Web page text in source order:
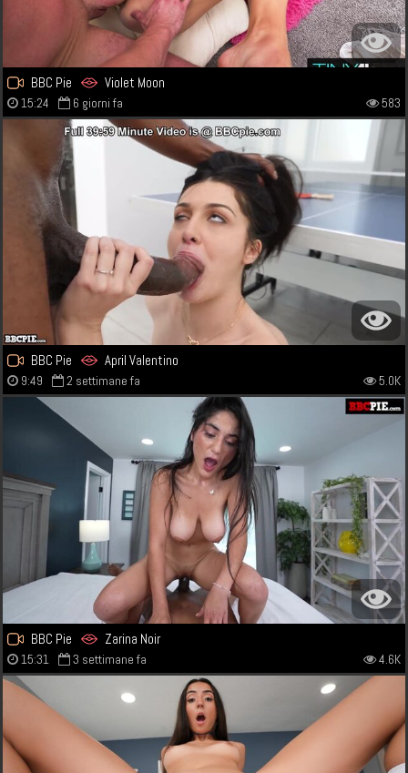
BBC Pie Violet Moon
15:24 6 giorni fa 583
BBC Pie April Valentino
9:49 2 settimane fa 5.0K
BBC Pie Zarina Noir
15:31 3 settimane fa 4.6K